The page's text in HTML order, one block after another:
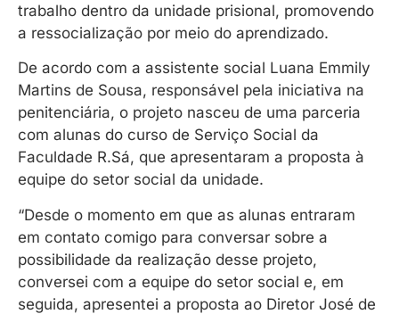
trabalho dentro da unidade prisional, promovendo
a ressocialização por meio do aprendizado.
De acordo com a assistente social Luana Emmily
Martins de Sousa, responsável pela iniciativa na
penitenciária, o projeto nasceu de uma parceria
com alunas do curso de Serviço Social da
Faculdade R.Sá, que apresentaram a proposta à
equipe do setor social da unidade.
“Desde o momento em que as alunas entraram
em contato comigo para conversar sobre a
possibilidade da realização desse projeto,
conversei com a equipe do setor social e, em
seguida, apresentei a proposta ao Diretor José de